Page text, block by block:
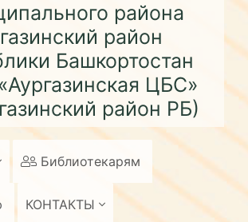
района
район
Башкортостан
ЦБС»
район РБ)
Библиотекарям
КОНТАКТЫ